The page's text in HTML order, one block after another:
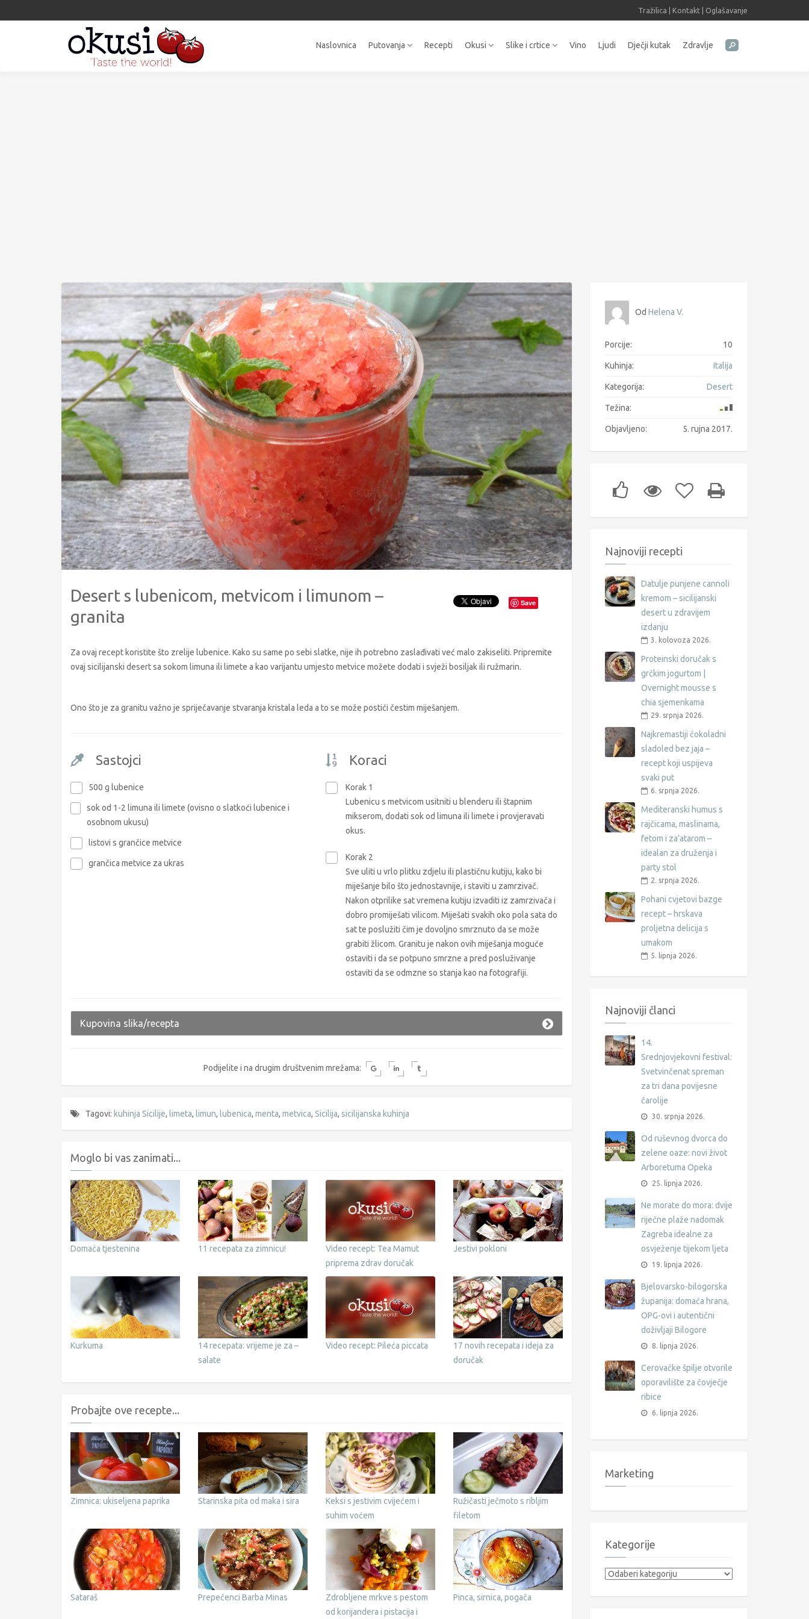
Tražilica Kontakt Oglašavanje
Naslovnica Putovanja Recepti Okusi Slike i crtice Vino Ljudi Dječji kutak Zdravlje
Desert s lubenicom, metvicom i limunom –
granita
Save
Za ovaj recept koristite što zrelije lubenice. Kako su same po sebi slatke, nije ih potrebno zaslađivati već malo zakiseliti. Pripremite
ovaj sicilijanski desert sa sokom limuna ili limete a kao varijantu umjesto metvice možete dodati i svježi bosiljak ili ružmarin.
Ono što je za granitu važno je spriječavanje stvaranja kristala leda a to se može postići čestim miješanjem.
Sastojci
500 g lubenice
sok od 1-2 limuna ili limete (ovisno o slatkoći lubenice i
osobnom ukusu)
listovi s grančice metvice
grančica metvice za ukras
Koraci
Korak 1
Lubenicu s metvicom usitniti u blenderu ili štapnim
mikserom, dodati sok od limuna ili limete i provjeravati
okus.
Korak 2
Sve uliti u vrlo plitku zdjelu ili plastičnu kutiju, kako bi
miješanje bilo što jednostavnije, i staviti u zamrzivač.
Nakon otprilike sat vremena kutiju izvaditi iz zamrzivača i
dobro promiješati vilicom. Miješati svakih oko pola sata do
sat te poslužiti čim je dovoljno smrznuto da se može
grabiti žlicom. Granitu je nakon ovih miješanja moguće
ostaviti i da se potpuno smrzne a pred posluživanje
ostaviti da se odmzne so stanja kao na fotografiji.
Kupovina slika/recepta
Podijelite i na drugim društvenim mrežama:
Tagovi: kuhinja Sicilije, limeta, limun, lubenica, menta, metvica, Sicilija, sicilijanska kuhinja
Moglo bi vas zanimati...
Domaća tjestenina 11 recepata za zimnicu!
Video recept: Tea Mamut
priprema zdrav doručak
Jestivi pokloni
Kurkuma
14 recepata: vrijeme je za –
salate
Video recept: Pileća piccata
17 novih recepata i ideja za
doručak
Probajte ove recepte...
Zimnica: ukiseljena paprika Starinska pita od maka i sira
Keksi s jestivim cvijećem i
suhim voćem
Ružičasti ječmoto s ribljim
filetom
Sataraš Prepečenci Barba Minas
Zdrobljene mrkve s pestom
od korijandera i pistacija i
Pinca, sirnica, pogača
Od Helena V.
Porcije: 10
Kuhinja: Italija
Kategorija: Desert
Težina:
Objavljeno: 5. rujna 2017.
Najnoviji recepti
Datulje punjene cannoli
kremom – sicilijanski
desert u zdravijem
izdanju
3. kolovoza 2026.
Proteinski doručak s
grčkim jogurtom |
Overnight mousse s
chia sjemenkama
29. srpnja 2026.
Najkremastiji čokoladni
sladoled bez jaja –
recept koji uspijeva
svaki put
6. srpnja 2026.
Mediteranski humus s
rajčicama, maslinama,
fetom i za’atarom –
idealan za druženja i
party stol
2. srpnja 2026.
Pohani cvjetovi bazge
recept – hrskava
proljetna delicija s
umakom
5. lipnja 2026.
Najnoviji članci
14.
Srednjovjekovni festival:
Svetvinčenat spreman
za tri dana povijesne
čarolije
30. srpnja 2026.
Od ruševnog dvorca do
zelene oaze: novi život
Arboretuma Opeka
25. lipnja 2026.
Ne morate do mora: dvije
riječne plaže nadomak
Zagreba idealne za
osvježenje tijekom ljeta
19. lipnja 2026.
Bjelovarsko-bilogorska
županija: domaća hrana,
OPG-ovi i autentični
doživljaji Bilogore
8. lipnja 2026.
Cerovačke špilje otvorile
oporavilište za čovječje
ribice
6. lipnja 2026.
Marketing
Kategorije
Kategorije